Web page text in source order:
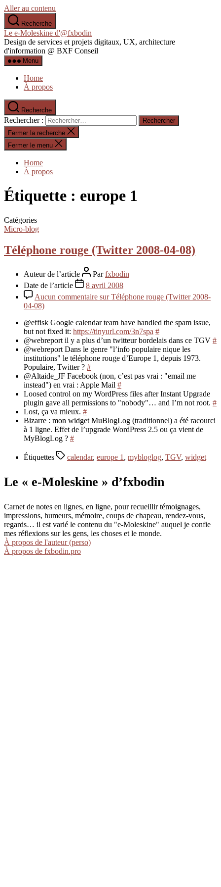
Aller au contenu
Recherche
Le e-Moleskine d'@fxbodin
Design de services et projets digitaux, UX, architecture
d'information @ BXF Conseil
Menu
Home
À propos
Recherche
Rechercher :
Fermer la recherche
Fermer le menu
Home
À propos
Étiquette : europe 1
Catégories
Micro-blog
Téléphone rouge (Twitter 2008-04-08)
Auteur de l’article Parfxbodin
Date de l’article
8 avril 2008
Aucun commentaire sur Téléphone rouge (Twitter 2008-
04-08)
@effisk Google calendar team have handled the spam issue,
but not fixed it: https://tinyurl.com/3n7spa #
@webreport il y a plus d’un twitteur bordelais dans ce TGV #
@webreport Dans le genre "l’info populaire nique les
institutions" le téléphone rouge d’Europe 1, depuis 1973.
Populaire, Twitter ? #
@Altaide_JF Facebook (non, c’est pas vrai : "email me
instead") en vrai : Apple Mail #
Loosed control on my WordPress files after Instant Upgrade
plugin gave all permissions to "nobody"… and I’m not root. #
Lost, ça va mieux. #
Bizarre : mon widget MuBlogLog (traditionnel) a été racourci
à 1 ligne. Effet de l’upgrade WordPress 2.5 ou ça vient de
MyBlogLog ? #
Étiquettes calendar, europe 1 , mybloglog, TGV, widget
Le « e-Moleskine » d’fxbodin
Carnet de notes en lignes, en ligne, pour recueillir témoignages,
impressions, humeurs, mémoire, coups de chapeau, rendez-vous,
regards… il est varié le contenu du "e-Moleskine" auquel je confie
mes réflexions sur les gens, les choses et le monde.
À propos de l'auteur (perso)
À propos de fxbodin.pro